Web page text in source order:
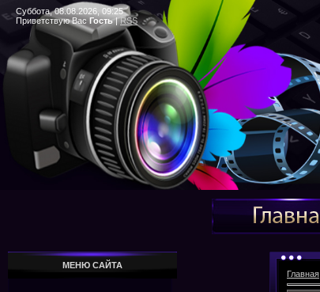
Суббота, 08.08.2026, 09:25
Приветствую Вас Гость|RSS
МЕНЮ САЙТА
Главная